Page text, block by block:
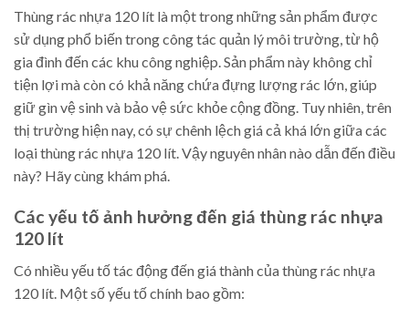
Thùng rác nhựa 120 lít là một trong những sản phẩm được
sử dụng phổ biến trong công tác quản lý môi trường, từ hộ
gia đình đến các khu công nghiệp. Sản phẩm này không chỉ
tiện lợi mà còn có khả năng chứa đựng lượng rác lớn, giúp
giữ gìn vệ sinh và bảo vệ sức khỏe cộng đồng. Tuy nhiên, trên
thị trường hiện nay, có sự chênh lệch giá cả khá lớn giữa các
loại thùng rác nhựa 120 lít. Vậy nguyên nhân nào dẫn đến điều
này? Hãy cùng khám phá.
Các yếu tố ảnh hưởng đến giá thùng rác nhựa
120 lít
Có nhiều yếu tố tác động đến giá thành của thùng rác nhựa
120 lít. Một số yếu tố chính bao gồm: